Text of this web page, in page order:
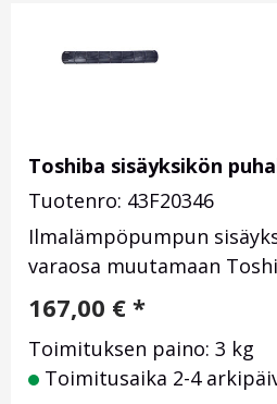
Toshiba sisäyksikön
Tuotenro: 43F20346
Ilmalämpöpumpun
varaosa muutamaan
167,00 € *
Toimituksen paino: 3 kg
Toimitusaika 2-4